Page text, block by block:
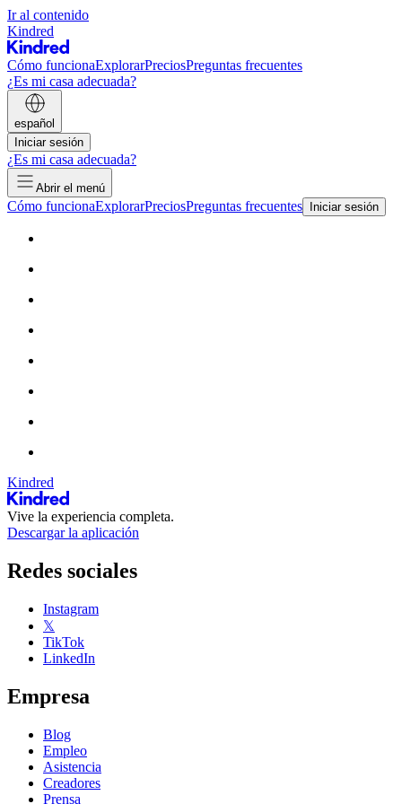
Ir al contenido
Kindred
Cómo funcionaExplorarPreciosPreguntas frecuentes
¿Es mi casa adecuada?
español
Iniciar sesión
¿Es mi casa adecuada?
Abrir el menú
Cómo funcionaExplorarPreciosPreguntas frecuentes Iniciar sesión
Kindred
Vive la experiencia completa.
Descargar la aplicación
Redes sociales
Instagram
𝕏
TikTok
LinkedIn
Empresa
Blog
Empleo
Asistencia
Creadores
Prensa